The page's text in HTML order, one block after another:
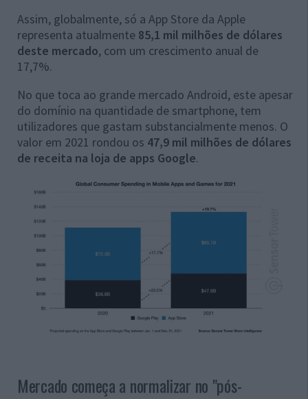
Assim, globalmente, só a App Store da Apple
representa atualmente 85,1 mil milhões de dólares
deste mercado, com um crescimento anual de
17,7%.
No que toca ao grande mercado Android, este apesar
do domínio na quantidade de smartphone, tem
utilizadores que gastam substancialmente menos. O
valor em 2021 rondou os 47,9 mil milhões de dólares
de receita na loja de apps Google.
Mercado começa a normalizar no "pós-